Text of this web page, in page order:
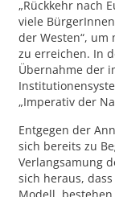
„Rückkehr nach
viele
der Westen“,
zu erreichen. In
Übernahme der
„Imperativ der
Entgegen der
sich bereits zu
Verlangsamung
sich heraus,
Modell